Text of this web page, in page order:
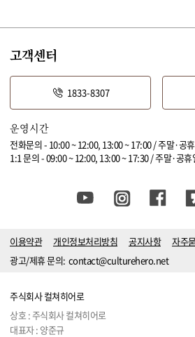
고객센터
1833-8307
운영시간
전화문의 - 10:00 ~ 12:00, 13:00 ~ 17:00 / 주말·공
1:1 문의 - 09:00 ~ 12:00, 13:00 ~ 17:30 / 주말·공휴
이용약관 개인정보처리방침 공지사항
자주
광고/제휴 문의: contact@culturehero.net
주식회사 컬쳐히어로
상호 : 주식회사 컬쳐히어로
대표자 : 양준규